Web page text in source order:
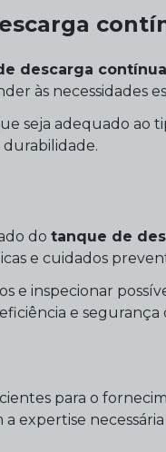
descarga
às necessidades
seja adequado ao
do tanque de
e cuidados
e inspecionar
e segurança
para o
expertise